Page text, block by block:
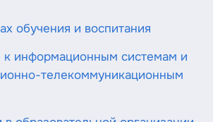
обучения и воспитания
к информационным системам и
телекоммуникационным